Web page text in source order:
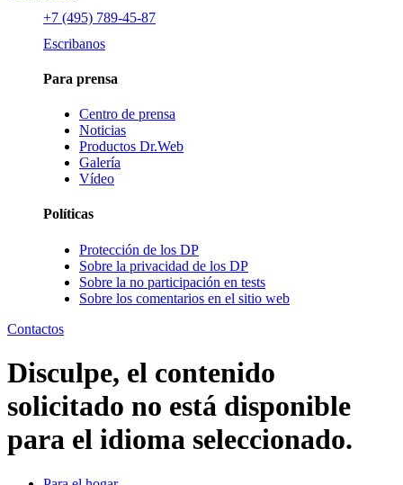
+7 (495) 789-45-87
Escribanos
Para prensa
Centro de prensa
Noticias
Productos Dr.Web
Galería
Vídeo
Políticas
Protección de los DP
Sobre la privacidad de los DP
Sobre la no participación en tests
Sobre los comentarios en el sitio web
Contactos
Disculpe, el contenido
solicitado no está disponible
para el idioma seleccionado.